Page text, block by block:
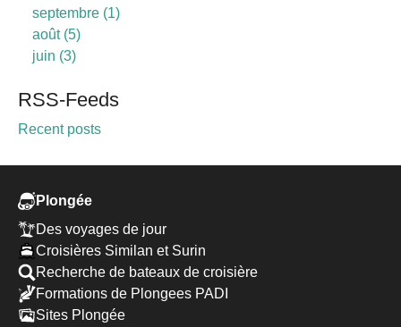
septembre 1
août 5
juin 3
RSS-Feeds
Recent posts
Plongée
Des voyages de jour
Croisières Similan et Surin
Recherche de bateaux de croisière
Formations de Plongees PADI
Sites Plongée